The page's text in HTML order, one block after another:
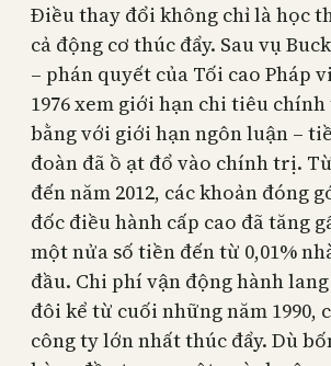
Điều thay đổi không chỉ là học
cả động cơ thúc đẩy. Sau vụ
– phán quyết của Tối cao Pháp
1976 xem giới hạn chi tiêu
bằng với giới hạn ngôn luận –
đoàn đã ồ ạt đổ vào chính trị.
đến năm 2012, các khoản đóng
đốc điều hành cấp cao đã tăng
một nửa số tiền đến từ 0,01%
đầu. Chi phí vận động hành
đôi kể từ cuối những năm 1990,
công ty lớn nhất thúc đẩy. Dù